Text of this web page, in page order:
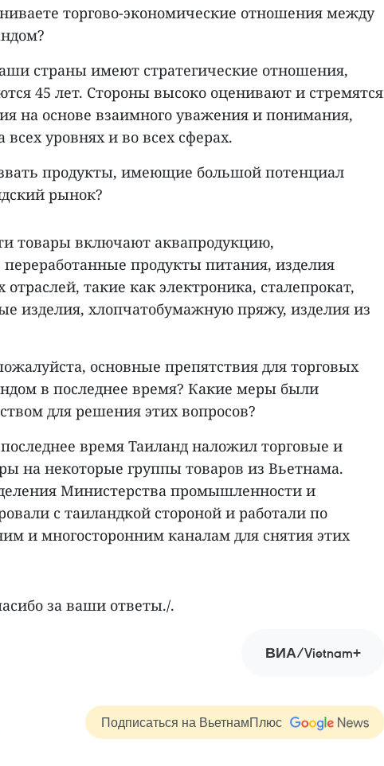
торгово-экономические отношения между
страны имеют стратегические отношения,
45 лет. Стороны высоко оценивают и стремятся
на основе взаимного уважения и понимания,
уровнях и во всех сферах.
продукты, имеющие большой потенциал
рынок?
товары включают аквапродукцию,
продукты питания, изделия
такие как электроника, сталепрокат,
изделия, хлопчатобумажную пряжу, изделия из
основные препятствия для торговых
в последнее время? Какие меры были
для решения этих вопросов?
время Таиланд наложил торговые и
на некоторые группы товаров из Вьетнама.
Министерства промышленности и
с таиландкой стороной и работали по
и многосторонним каналам для снятия этих
за ваши ответы./.
ВИА/Vietnam+
Подписаться на ВьетнамПлюс